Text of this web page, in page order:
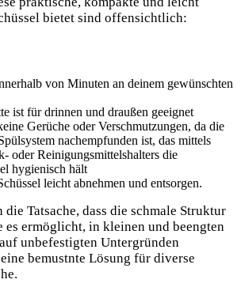
bietet sind offensichtlich:
von Minuten an deinem gewünschten
ist für drinnen und draußen geeignet
Gerüche oder Verschmutzungen, da die
nachempfunden ist, das mittels
oder Reinigungsmittelshalters die
hygienisch hält
leicht abnehmen und entsorgen.
die Tatsache, dass die schmale Struktur
ermöglicht, in kleinen und beengten
unbefestigten Untergründen
bemustnte Lösung für diverse